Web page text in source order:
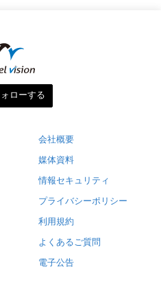
ローする
会社概要
媒体資料
情報セキュリティ
プライバシーポリシー
利用規約
よくあるご質問
電子公告